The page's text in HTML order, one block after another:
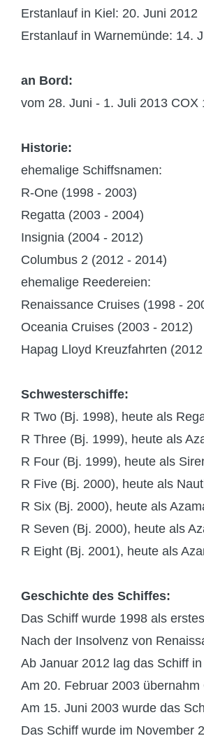
Erstanlauf in Kiel: 20. Juni 2012
Erstanlauf in Warnemünde: 14.
an Bord:
vom 28. Juni - 1. Juli 2013
Historie:
ehemalige Schiffsnamen:
R-One (1998 - 2003)
Regatta (2003 - 2004)
Insignia (2004 - 2012)
Columbus 2 (2012 - 2014)
ehemalige Reedereien:
Renaissance Cruises (1998 -
Oceania Cruises (2003 - 2012)
Hapag Lloyd Kreuzfahrten
Schwesterschiffe:
R Two (Bj. 1998), heute als
R Three (Bj. 1999), heute als
R Four (Bj. 1999), heute als
R Five (Bj. 2000), heute als
R Six (Bj. 2000), heute als
R Seven (Bj. 2000), heute als
R Eight (Bj. 2001), heute als
Geschichte des Schiffes:
Das Schiff wurde 1998 als
Nach der Insolvenz von
Ab Januar 2012 lag das Schiff
Am 20. Februar 2003
Am 15. Juni 2003 wurde das
Das Schiff wurde im November